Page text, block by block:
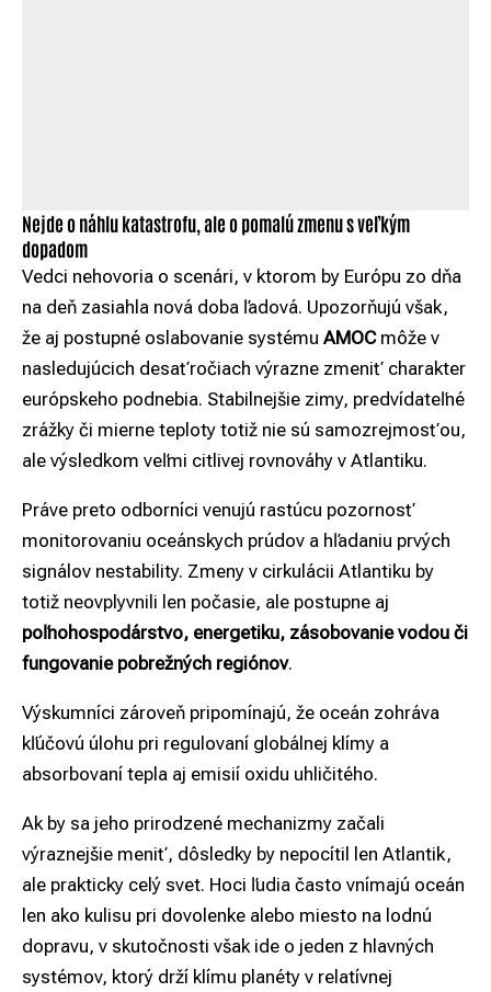
Nejde o náhlu katastrofu, ale o pomalú zmenu s veľkým
dopadom
Vedci nehovoria o scenári, v ktorom by Európu zo dňa
na deň zasiahla nová doba ľadová. Upozorňujú však,
že aj postupné oslabovanie systému AMOCmôže v
nasledujúcich desaťročiach výrazne zmeniť charakter
európskeho podnebia. Stabilnejšie zimy, predvídateľné
zrážky či mierne teploty totiž nie sú samozrejmosťou,
ale výsledkom veľmi citlivej rovnováhy v Atlantiku.
Práve preto odborníci venujú rastúcu pozornosť
monitorovaniu oceánskych prúdov a hľadaniu prvých
signálov nestability. Zmeny v cirkulácii Atlantiku by
totiž neovplyvnili len počasie, ale postupne aj
poľnohospodárstvo, energetiku, zásobovanie vodou či
fungovanie pobrežných regiónov.
Výskumníci zároveň pripomínajú, že oceán zohráva
kľúčovú úlohu pri regulovaní globálnej klímy a
absorbovaní tepla aj emisií oxidu uhličitého.
Ak by sa jeho prirodzené mechanizmy začali
výraznejšie meniť, dôsledky by nepocítil len Atlantik,
ale prakticky celý svet. Hoci ľudia často vnímajú oceán
len ako kulisu pri dovolenke alebo miesto na lodnú
dopravu, v skutočnosti však ide o jeden z hlavných
systémov, ktorý drží klímu planéty v relatívnej